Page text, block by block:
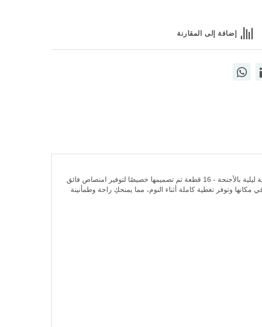
إضافة إلى المقارنة
خلال ليالي الدورة الشهرية، تحتاجين إلى فوط صحية تمنحكِ الحماية الكاملة والراحة التامة.كوتكس ماكسي حفائض نسائية ليلية بالأجنحة - 16 قطعة تم تصميمها خصيصًا لتوفير امتصاص فائق
وتوفر تغطية كاملة أثناء النوم، مما يمنحكِ راحة وطمأنينة